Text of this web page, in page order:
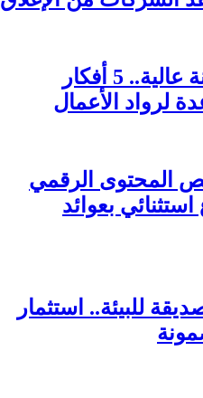
بتكاليف أقل ومرونة عالية.. 5 أفكار
لرواد الأعمال
المحتوى الرقمي
بعوائد
للبيئة.. استثمار